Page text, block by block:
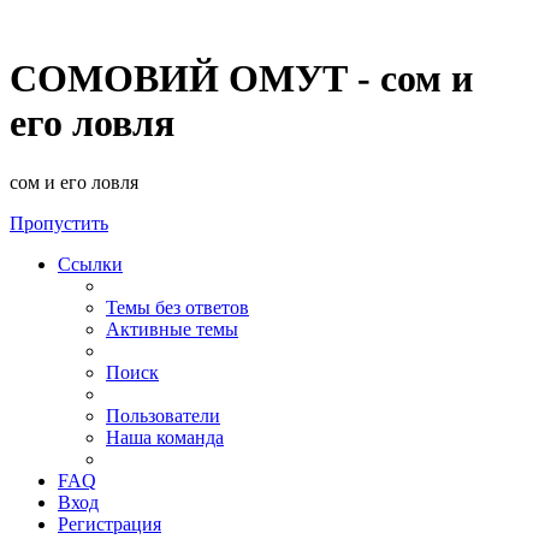
СОМОВИЙ ОМУТ - сом и
его ловля
сом и его ловля
Пропустить
Ссылки
Темы без ответов
Активные темы
Поиск
Пользователи
Наша команда
FAQ
Вход
Регистрация